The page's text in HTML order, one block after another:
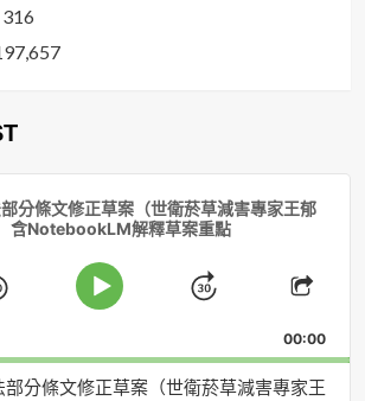
316
分條文修正草案（世衛菸草減害專家王郁
含NotebookLM解釋草案重點
Play
Jump
Forward
Share
00:00
分條文修正草案（世衛菸草減害專家王